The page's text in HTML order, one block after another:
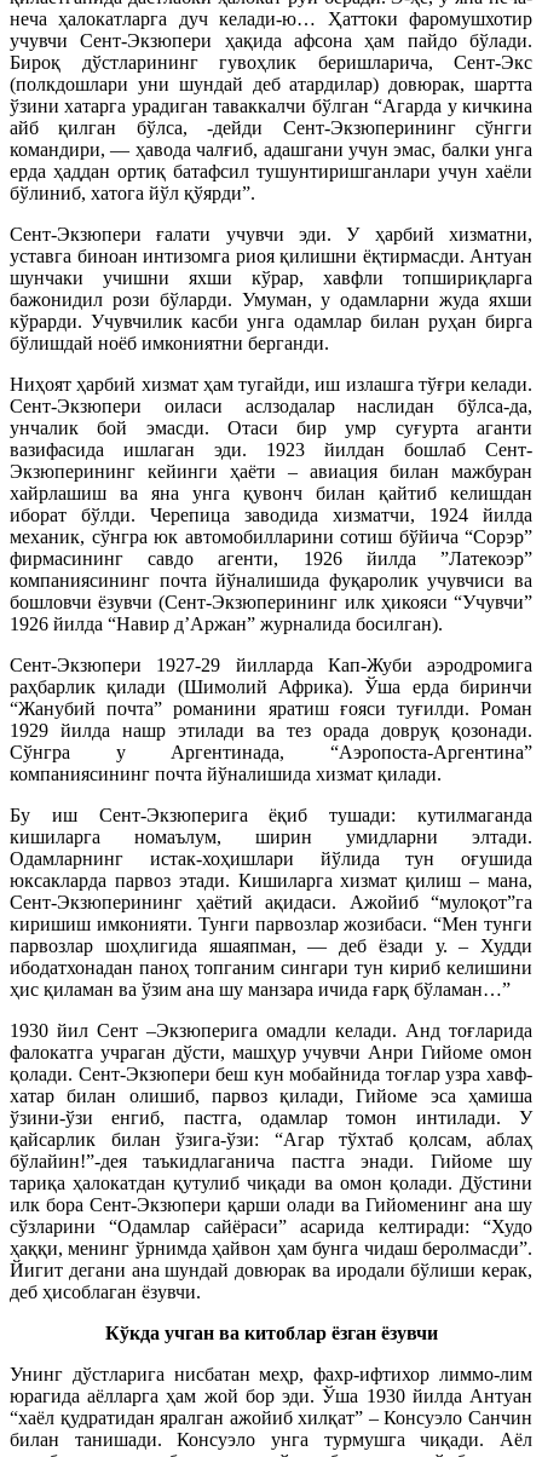
неча ҳалокатларга дуч келади-ю… Ҳаттоки фаромушхотир
учувчи Сент-Экзюпери ҳақида афсона ҳам пайдо бўлади.
Бироқ дўстларининг гувоҳлик беришларича, Сент-Экс
(полкдошлари уни шундай деб атардилар) довюрак, шартта
ўзини хатарга урадиган таваккалчи бўлган “Агарда у кичкина
айб қилган бўлса, -дейди Сент-Экзюперининг сўнгги
командири, — ҳавода чалғиб, адашгани учун эмас, балки унга
ерда ҳаддан ортиқ батафсил тушунтиришганлари учун хаёли
бўлиниб, хатога йўл қўярди”.
Сент-Экзюпери ғалати учувчи эди. У ҳарбий хизматни,
уставга биноан интизомга риоя қилишни ёқтирмасди. Антуан
шунчаки учишни яхши кўрар, хавфли топшириқларга
бажонидил рози бўларди. Умуман, у одамларни жуда яхши
кўрарди. Учувчилик касби унга одамлар билан руҳан бирга
бўлишдай ноёб имкониятни берганди.
Ниҳоят ҳарбий хизмат ҳам тугайди, иш излашга тўғри келади.
Сент-Экзюпери оиласи аслзодалар наслидан бўлса-да,
унчалик бой эмасди. Отаси бир умр суғурта аганти
вазифасида ишлаган эди. 1923 йилдан бошлаб Сент-
Экзюперининг кейинги ҳаёти – авиация билан мажбуран
хайрлашиш ва яна унга қувонч билан қайтиб келишдан
иборат бўлди. Черепица заводида хизматчи, 1924 йилда
механик, сўнгра юк автомобилларини сотиш бўйича “Сорэр”
фирмасининг савдо агенти, 1926 йилда ”Латекоэр”
компаниясининг почта йўналишида фуқаролик учувчиси ва
бошловчи ёзувчи (Сент-Экзюперининг илк ҳикояси “Учувчи”
1926 йилда “Навир д’Аржан” журналида босилган).
Сент-Экзюпери 1927-29 йилларда Кап-Жуби аэродромига
раҳбарлик қилади (Шимолий Африка). Ўша ерда биринчи
“Жанубий почта” романини яратиш ғояси туғилди. Роман
1929 йилда нашр этилади ва тез орада довруқ қозонади.
Сўнгра у Аргентинада, “Аэропоста-Аргентина”
компаниясининг почта йўналишида хизмат қилади.
Бу иш Сент-Экзюперига ёқиб тушади: кутилмаганда
кишиларга номаълум, ширин умидларни элтади.
Одамларнинг истак-хоҳишлари йўлида тун оғушида
юксакларда парвоз этади. Кишиларга хизмат қилиш – мана,
Сент-Экзюперининг ҳаётий ақидаси. Ажойиб “мулоқот”га
киришиш имконияти. Тунги парвозлар жозибаси. “Мен тунги
парвозлар шоҳлигида яшаяпман, — деб ёзади у. – Худди
ибодатхонадан паноҳ топганим сингари тун кириб келишини
ҳис қиламан ва ўзим ана шу манзара ичида ғарқ бўламан…”
1930 йил Сент –Экзюперига омадли келади. Анд тоғларида
фалокатга учраган дўсти, машҳур учувчи Анри Гийоме омон
қолади. Сент-Экзюпери беш кун мобайнида тоғлар узра хавф-
хатар билан олишиб, парвоз қилади, Гийоме эса ҳамиша
ўзини-ўзи енгиб, пастга, одамлар томон интилади. У
қайсарлик билан ўзига-ўзи: “Агар тўхтаб қолсам, аблаҳ
бўлайин!”-дея таъкидлаганича пастга энади. Гийоме шу
тариқа ҳалокатдан қутулиб чиқади ва омон қолади. Дўстини
илк бора Сент-Экзюпери қарши олади ва Гийоменинг ана шу
сўзларини “Одамлар сайёраси” асарида келтиради: “Худо
ҳаққи, менинг ўрнимда ҳайвон ҳам бунга чидаш беролмасди”.
Йигит дегани ана шундай довюрак ва иродали бўлиши керак,
деб ҳисоблаган ёзувчи.
Кўкда учган ва китоблар ёзган ёзувчи
Унинг дўстларига нисбатан меҳр, фахр-ифтихор лиммо-лим
юрагида аёлларга ҳам жой бор эди. Ўша 1930 йилда Антуан
“хаёл қудратидан яралган ажойиб хилқат” – Консуэло Санчин
билан танишади. Консуэло унга турмушга чиқади. Аёл